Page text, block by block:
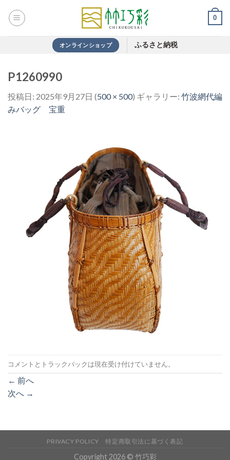
0
オンラインショップ ふるさと納税
P1260990
投稿日: 2025年9月27日 (500 × 500) ギャラリー: 竹波網代編
みバッグ 宝重
コメントとトラックバックは現在受け付けていません。
← 前へ
次へ →
PRIVACY POLICY 特定商取引法に基づく表記
Copyright 2026 © 竹巧彩